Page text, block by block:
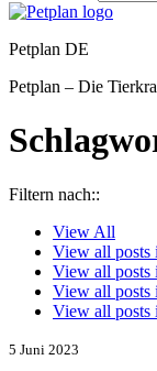
Petplan DE
Petplan – Die
Filtern nach::
View All
View all posts
View all posts
View all posts
View all posts
5 Juni 2023